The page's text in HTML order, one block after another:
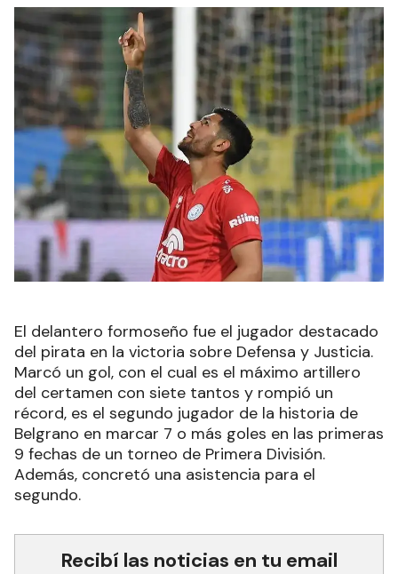
El delantero formoseño fue el jugador destacado
del pirata en la victoria sobre Defensa y Justicia.
Marcó un gol, con el cual es el máximo artillero
del certamen con siete tantos y rompió un
récord, es el segundo jugador de la historia de
Belgrano en marcar 7 o más goles en las primeras
9 fechas de un torneo de Primera División.
Además, concretó una asistencia para el
segundo.
Recibí las noticias en tu email